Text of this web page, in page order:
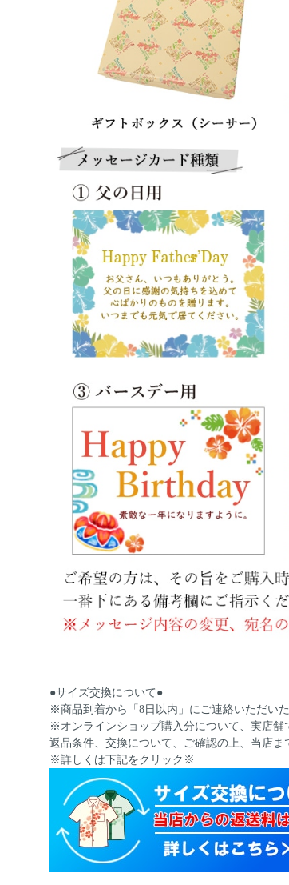
●サイズ交換について●
※商品到着から「8日以内」にご連絡いただい
※オンラインショップ購入分について、実店舗
返品条件、交換について、ご確認の上、当店ま
※詳しくは下記をクリック※